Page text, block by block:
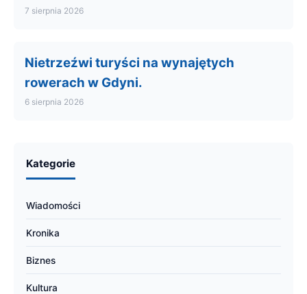
7 sierpnia 2026
Nietrzeźwi turyści na wynajętych
rowerach w Gdyni.
6 sierpnia 2026
Kategorie
Wiadomości
Kronika
Biznes
Kultura